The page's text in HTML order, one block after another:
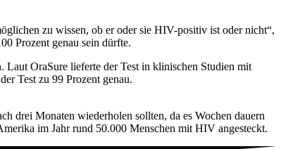
zu wissen, ob er oder sie HIV-positiv ist oder nicht“,
Prozent genau sein dürfte.
Laut OraSure lieferte der Test in klinischen Studien mit
Test zu 99 Prozent genau.
drei Monaten wiederholen sollten, da es Wochen dauern
im Jahr rund 50.000 Menschen mit HIV angesteckt.